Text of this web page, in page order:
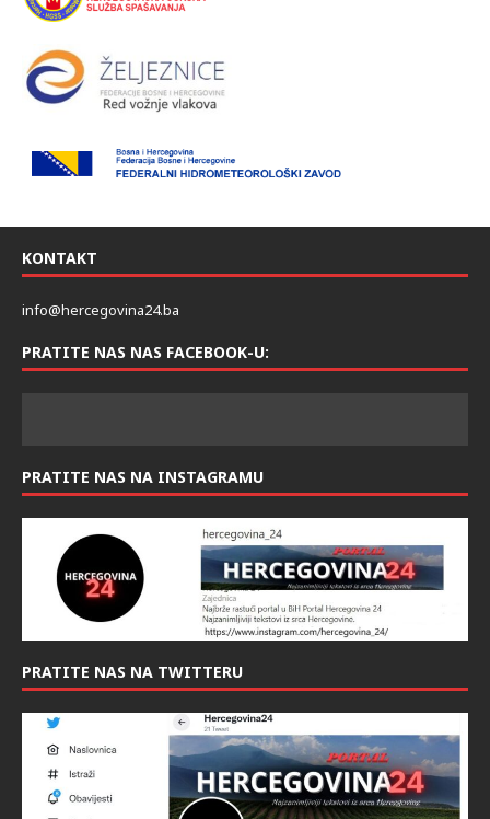
KONTAKT
info@hercegovina24.ba
PRATITE NAS NAS FACEBOOK-U:
PRATITE NAS NA INSTAGRAMU
PRATITE NAS NA TWITTERU